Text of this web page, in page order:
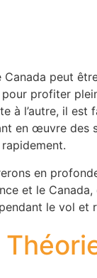
peut
profiter
à l’autre, il
en œuvre des
en
et le
le vol et